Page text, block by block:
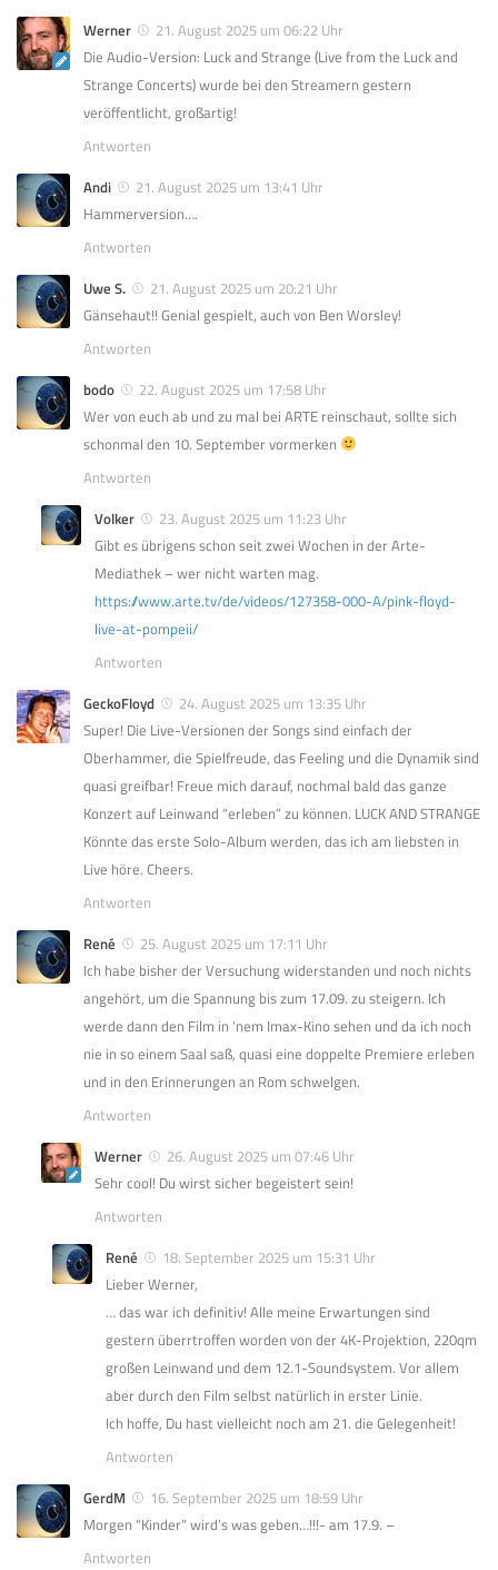
Werner
21. August 2025 um 06:22 Uhr
Die Audio-Version: Luck and Strange (Live from the Luck and
Strange Concerts) wurde bei den Streamern gestern
veröffentlicht, großartig!
Antworten
Andi
21. August 2025 um 13:41 Uhr
Hammerversion….
Antworten
Uwe S.
21. August 2025 um 20:21 Uhr
Gänsehaut!! Genial gespielt, auch von Ben Worsley!
Antworten
bodo
22. August 2025 um 17:58 Uhr
Wer von euch ab und zu mal bei ARTE reinschaut, sollte sich
schonmal den 10. September vormerken
Antworten
Volker
23. August 2025 um 11:23 Uhr
Gibt es übrigens schon seit zwei Wochen in der Arte-
Mediathek – wer nicht warten mag.
https://www.arte.tv/de/videos/127358-000-A/pink-floyd-
live-at-pompeii/
Antworten
GeckoFloyd
24. August 2025 um 13:35 Uhr
Super! Die Live-Versionen der Songs sind einfach der
Oberhammer, die Spielfreude, das Feeling und die Dynamik sind
quasi greifbar! Freue mich darauf, nochmal bald das ganze
Konzert auf Leinwand “erleben” zu können. LUCK AND STRANGE
Könnte das erste Solo-Album werden, das ich am liebsten in
Live höre. Cheers.
Antworten
René
25. August 2025 um 17:11 Uhr
Ich habe bisher der Versuchung widerstanden und noch nichts
angehört, um die Spannung bis zum 17.09. zu steigern. Ich
werde dann den Film in ‘nem Imax-Kino sehen und da ich noch
nie in so einem Saal saß, quasi eine doppelte Premiere erleben
und in den Erinnerungen an Rom schwelgen.
Antworten
Werner
26. August 2025 um 07:46 Uhr
Sehr cool! Du wirst sicher begeistert sein!
Antworten
René
18. September 2025 um 15:31 Uhr
Lieber Werner,
… das war ich definitiv! Alle meine Erwartungen sind
gestern überrtroffen worden von der 4K-Projektion, 220qm
großen Leinwand und dem 12.1-Soundsystem. Vor allem
aber durch den Film selbst natürlich in erster Linie.
Ich hoffe, Du hast vielleicht noch am 21. die Gelegenheit!
Antworten
GerdM
16. September 2025 um 18:59 Uhr
Morgen “Kinder” wird’s was geben…!!!- am 17.9. –
Antworten